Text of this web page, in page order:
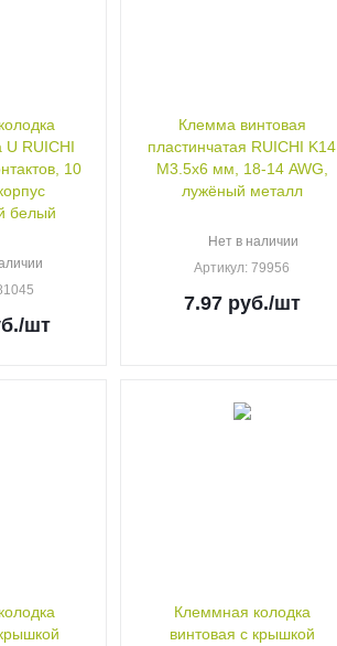
U RUICHI
10
белый
/шт
Клемма винтовая
пластинчатая RUICHI K14
M3.5x6 мм, 18-14 AWG,
лужёный металл
Нет в наличии
Артикул: 79956
7.97руб./шт
Клеммная колодка
винтовая с крышкой